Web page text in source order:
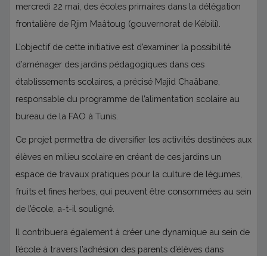
mercredi 22 mai, des écoles primaires dans la délégation
frontalière de Rjim Maâtoug (gouvernorat de Kébili).
L’objectif de cette initiative est d’examiner la possibilité
d’aménager des jardins pédagogiques dans ces
établissements scolaires, a précisé Majid Chaâbane,
responsable du programme de l’alimentation scolaire au
bureau de la FAO à Tunis.
Ce projet permettra de diversifier les activités destinées aux
élèves en milieu scolaire en créant de ces jardins un
espace de travaux pratiques pour la culture de légumes,
fruits et fines herbes, qui peuvent être consommées au sein
de l’école, a-t-il souligné.
Il contribuera également à créer une dynamique au sein de
l’école à travers l’adhésion des parents d’élèves dans